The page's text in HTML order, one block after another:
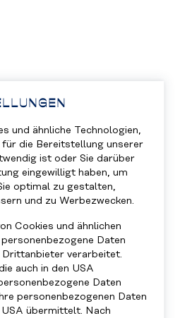
und ähnliche Technologien,
die Bereitstellung unserer
ist oder Sie darüber
eingewilligt haben, um
optimal zu gestalten,
und zu Werbezwecken.
Cookies und ähnlichen
Daten
verarbeitet.
auch in den USA
Daten
personenbezogenen Daten
übermittelt. Nach